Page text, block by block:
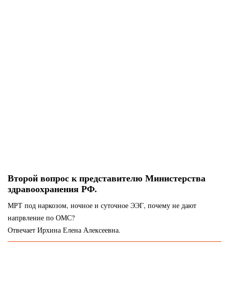
Второй вопрос к представителю Министерства
здравоохранения РФ.
МРТ под наркозом, ночное и суточное ЭЭГ, почему не дают
напрвление по ОМС?
Отвечает Ирхина Елена Алексеевна.